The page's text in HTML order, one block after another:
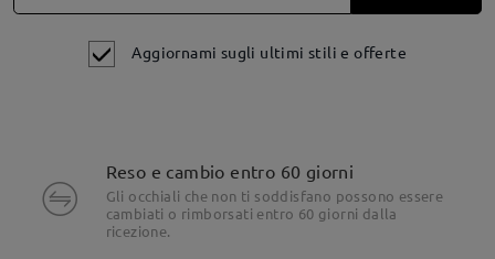
Dettagli del prodotto
Aggiornami sugli ultimi stili e offerte
Reso e cambio entro 60 giorni
Gli occhiali che non ti soddisfano possono essere
cambiati o rimborsati entro 60 giorni dalla
ricezione.